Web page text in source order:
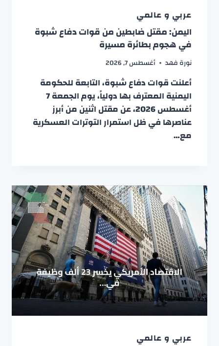
عربي و عالمي
اليمن: مقتل ضابطين من قوات دفاع شبوة
في هجوم بطائرة مسيرة
نورة فهد أغسطس 7, 2026
أعلنت قوات دفاع شبوة، التابعة للحكومة
اليمنية المعترف بها دولياً، يوم الجمعة 7
أغسطس 2026، عن مقتل اثنين من أبرز
عناصرها في ظل استمرار التوترات العسكرية
مع…
عربي و عالمي